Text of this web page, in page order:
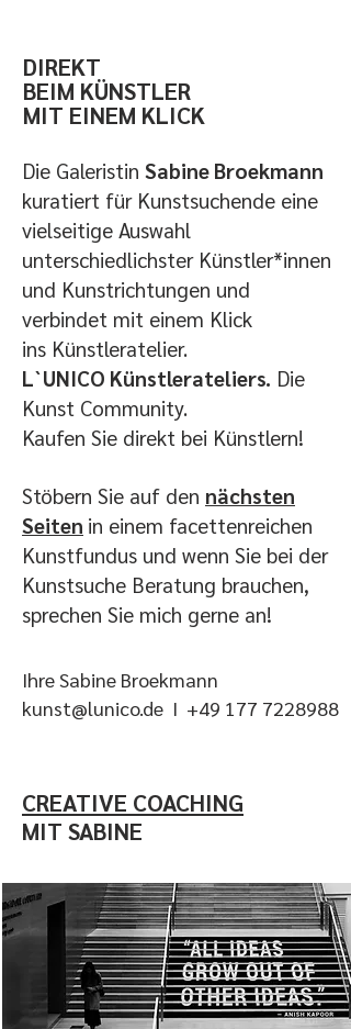
DIREKT
BEIM KÜNSTLER
MIT EINEM KLICK
Die Galeristin Sabine Broekmann
kuratiert für Kunstsuchende eine
vielseitige Auswahl
unterschiedlichster Künstler*innen
und Kunstrichtungen und
verbindet mit einem Klick
ins Künstleratelier.
L`UNICO Künstlerateliers. Die
Kunst Community.
Kaufen Sie direkt bei Künstlern!
Stöbern Sie auf den nächsten
Seiten in einem facettenreichen
Kunstfundus und wenn Sie bei der
Kunstsuche Beratung brauchen,
sprechen Sie mich gerne an!​
Ihre Sabine Broekmann
kunst@lunico.de I +49 177 7228988
CREATIVE COACHING
MIT SABINE